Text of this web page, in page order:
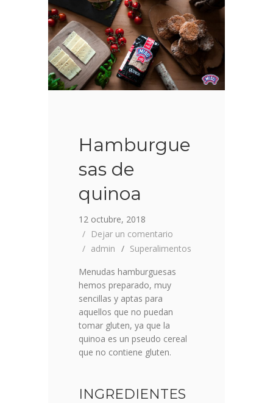
Hamburgue
sas de
quinoa
12 octubre, 2018
Dejar un comentario
admin
Superalimentos
Menudas hamburguesas
hemos preparado, muy
sencillas y aptas para
aquellos que no puedan
tomar gluten, ya que la
quinoa es un pseudo cereal
que no contiene gluten.
INGREDIENTES